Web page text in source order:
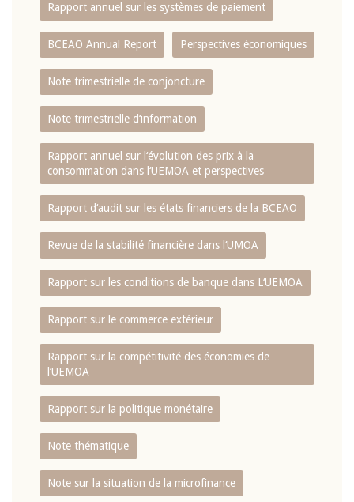
Rapport annuel sur les systèmes de paiement
BCEAO Annual Report Perspectives économiques
Note trimestrielle de conjoncture
Note trimestrielle d‘information
Rapport annuel sur l‘évolution des prix à la
consommation dans l‘UEMOA et perspectives
Rapport d‘audit sur les états financiers de la BCEAO
Revue de la stabilité financière dans l‘UMOA
Rapport sur les conditions de banque dans L‘UEMOA
Rapport sur le commerce extérieur
Rapport sur la compétitivité des économies de
l‘UEMOA
Rapport sur la politique monétaire
Note thématique
Note sur la situation de la microfinance